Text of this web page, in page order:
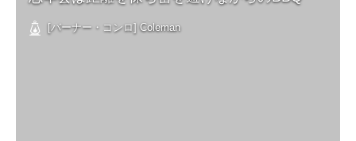
[バーナー・コンロ] Coleman